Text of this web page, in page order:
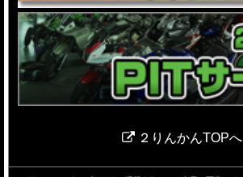
２りんかんTOPへ